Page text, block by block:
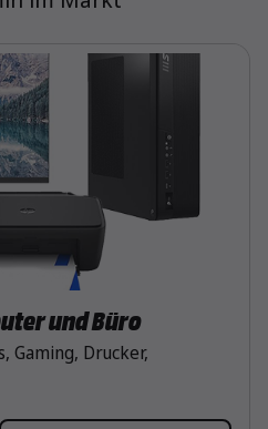
und Büro
Gaming, Drucker,